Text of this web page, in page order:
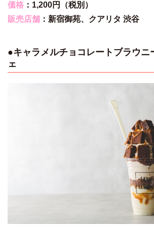
価格 ：1,200円（税別）
販売店舗 ： 新宿御苑、 クアリタ 渋谷
●キャラメルチョコレートブラウニ
ェ